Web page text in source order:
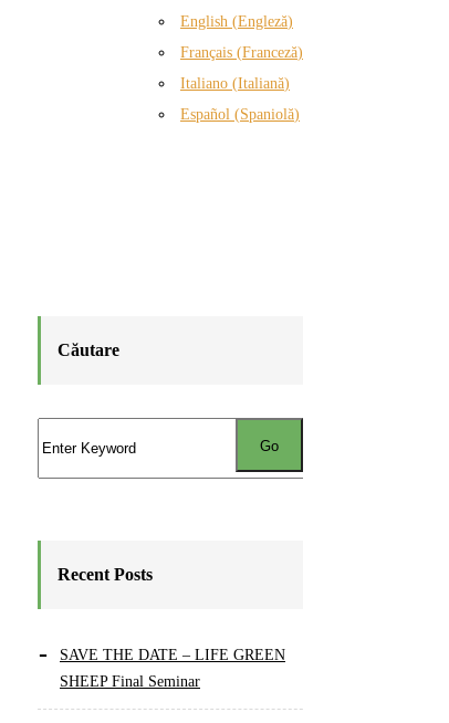
English (Engleză)
Français (Franceză)
Italiano (Italiană)
Español (Spaniolă)
Căutare
Recent Posts
SAVE THE DATE – LIFE GREEN
SHEEP Final Seminar